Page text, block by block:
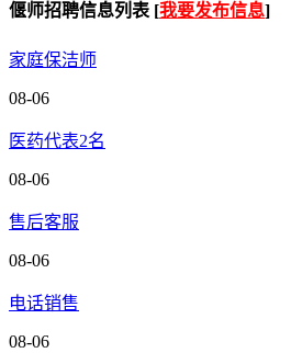
偃师招聘信息列表 [我要发布信息]
家庭保洁师
08-06
医药代表2名
08-06
售后客服
08-06
电话销售
08-06